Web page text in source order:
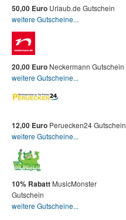
50,00 Euro Urlaub.de Gutschein
weitere Gutscheine...
20,00 Euro Neckermann Gutschein
weitere Gutscheine...
12,00 Euro Peruecken24 Gutschein
weitere Gutscheine...
10% Rabatt MusicMonster
Gutschein
weitere Gutscheine...